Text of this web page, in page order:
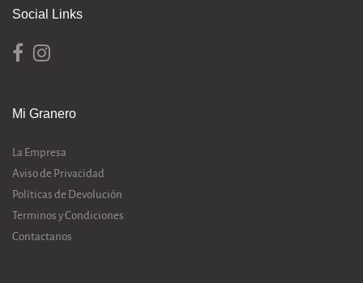
Social Links
Mi Granero
La Empresa
Aviso de Privacidad
Políticas de Devolución
Terminos y Condiciones
Contactanos